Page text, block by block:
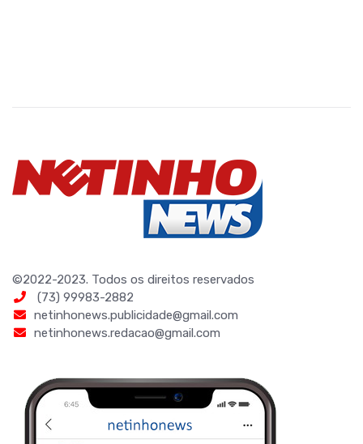
©2022-2023. Todos os direitos reservados
(73) 99983-2882
netinhonews.publicidade@gmail.com
netinhonews.redacao@gmail.com